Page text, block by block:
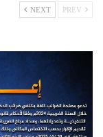
NEXT